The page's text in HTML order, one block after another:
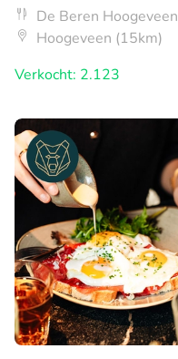
De Beren Hoogeveen
Hoogeveen (15km)
Verkocht: 2.123